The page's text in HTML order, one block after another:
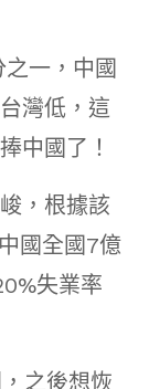
一，中國
灣低，這
中國了！
，根據該
國全國7億
失業率
之後想恢